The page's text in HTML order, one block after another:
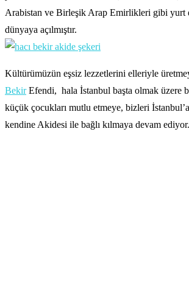
Arabistan ve Birleşik Arap Emirlikleri gibi yurt
dünyaya açılmıştır.
Kültürümüzün eşsiz lezzetlerini elleriyle
BekirEfendi, hala İstanbul başta olmak üzere
küçük çocukları mutlu etmeye, bizleri
kendine Akidesi ile bağlı kılmaya devam ediyor.